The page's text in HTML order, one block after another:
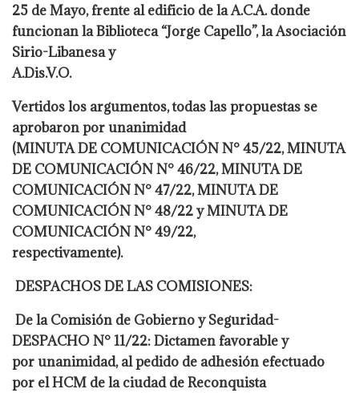
25 de Mayo, frente al edificio de la A.C.A. donde
funcionan la Biblioteca “Jorge Capello”, la Asociación
Sirio-Libanesa y
A.Dis.V.O.
Vertidos los argumentos, todas las propuestas se
aprobaron por unanimidad
(MINUTA DE COMUNICACIÓN N° 45/22, MINUTA
DE COMUNICACIÓN N° 46/22, MINUTA DE
COMUNICACIÓN N° 47/22, MINUTA DE
COMUNICACIÓN N° 48/22 y MINUTA DE
COMUNICACIÓN N° 49/22,
respectivamente).
DESPACHOS DE LAS COMISIONES:
De la Comisión de Gobierno y Seguridad-
DESPACHO N° 11/22: Dictamen favorable y
por unanimidad, al pedido de adhesión efectuado
por el HCM de la ciudad de Reconquista